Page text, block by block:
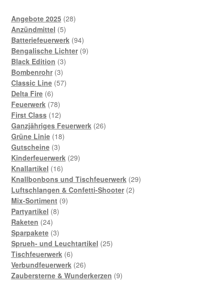
Angebote 2025 2828
Anzündmittel 55
Produkte
Batteriefeuerwerk 9494
Produkte
Bengalische Lichter 99
Black Edition 33
Bombenrohr 33
Produkte
Classic Line 5757
Delta Fire 66
Produkte
Feuerwerk 7878
Produkte
First Class 1212
Produkte
Ganzjähriges Feuerwerk 2626
Grüne Linie 1818
Gutscheine 33
Produkte
Kinderfeuerwerk 2929
Knallartikel 1616
Produkte
Knallbonbons und Tischfeuerwerk 2929
Luftschlangen & Confetti-Shooter 22
Mix-Sortiment 99
Partyartikel 88
Raketen 2424
Produkte
Sparpakete 33
Produkte
Sprueh- und Leuchtartikel 2525
Tischfeuerwerk 66
Produkte
Verbundfeuerwerk 2626
Produkte
Zaubersterne & Wunderkerzen 99